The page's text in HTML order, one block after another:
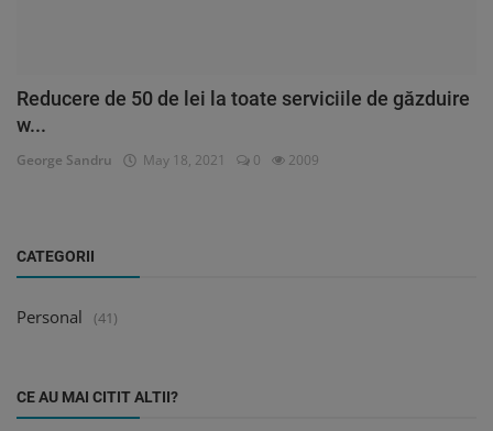
Reducere de 50 de lei la toate serviciile de găzduire
w...
George Sandru May 18, 2021 0 2009
CATEGORII
Personal (41)
CE AU MAI CITIT ALTII?